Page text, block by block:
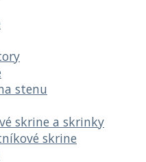
stenu
skrine a skrinky
skrine